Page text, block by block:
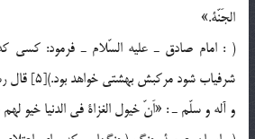
الجَنّة.»
( : امام صادق ـ عليه السّلام ـ فرمود: كسي
شرفياب شود
و آله و سلّم ـ : «اَنّ خيول الغزاة في الدنيا خيو